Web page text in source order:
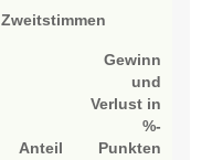
Zweitstimmen
Anteil
Gewinn
und
Verlust in
%-
Punkten